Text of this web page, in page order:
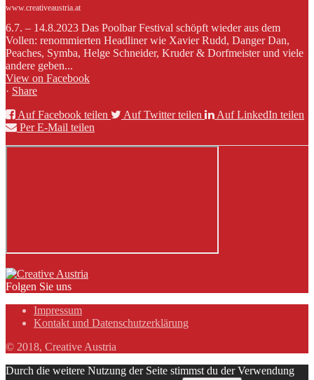
www.creativeaustria.at
6.7. – 14.8.2023 Das Poolbar Festival schöpft wieder aus dem
Vollen: renommierten Headliner wie Xavier Rudd, Danger Dan,
Peaches, Symba, Helge Schneider, Kruder & Dorfmeister und viele
andere geben...
View on Facebook
· Share
Auf Facebook teilen
Auf Twitter teilen
Auf LinkedIn teilen
Per E-Mail teilen
Folgen Sie uns
Impressum
Kontakt und Datenschutzerklärung
© 2018, Creative Austria
Durch die weitere Nutzung der Seite stimmst du der Verwendung